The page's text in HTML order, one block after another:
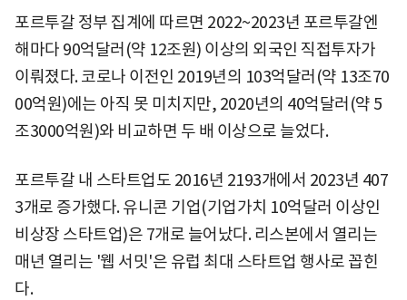
포르투갈 정부 집계에 따르면 2022~2023년 포르투갈엔
해마다 90억달러(약 12조원) 이상의 외국인 직접투자가
이뤄졌다. 코로나 이전인 2019년의 103억달러(약 13조70
00억원)에는 아직 못 미치지만, 2020년의 40억달러(약 5
조3000억원)와 비교하면 두 배 이상으로 늘었다.
포르투갈 내 스타트업도 2016년 2193개에서 2023년 407
3개로 증가했다. 유니콘 기업(기업가치 10억달러 이상인
비상장 스타트업)은 7개로 늘어났다. 리스본에서 열리는
매년 열리는 '웹 서밋'은 유럽 최대 스타트업 행사로 꼽힌
다.